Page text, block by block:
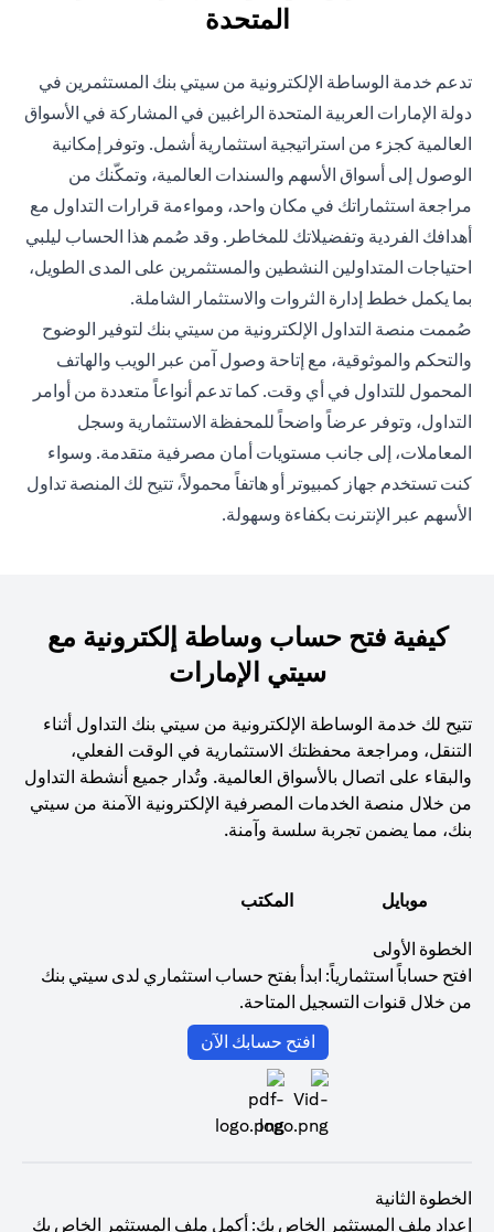
المتحدة
تدعم خدمة الوساطة الإلكترونية من سيتي بنك المستثمرين في
دولة الإمارات العربية المتحدة الراغبين في المشاركة في الأسواق
العالمية كجزء من استراتيجية استثمارية أشمل. وتوفر إمكانية
الوصول إلى أسواق الأسهم والسندات العالمية، وتمكّنك من
مراجعة استثماراتك في مكان واحد، ومواءمة قرارات التداول مع
أهدافك الفردية وتفضيلاتك للمخاطر. وقد صُمم هذا الحساب ليلبي
احتياجات المتداولين النشطين والمستثمرين على المدى الطويل،
بما يكمل خطط إدارة الثروات والاستثمار الشاملة.
صُممت منصة التداول الإلكترونية من سيتي بنك لتوفير الوضوح
والتحكم والموثوقية، مع إتاحة وصول آمن عبر الويب والهاتف
المحمول للتداول في أي وقت. كما تدعم أنواعاً متعددة من أوامر
التداول، وتوفر عرضاً واضحاً للمحفظة الاستثمارية وسجل
المعاملات، إلى جانب مستويات أمان مصرفية متقدمة. وسواء
كنت تستخدم جهاز كمبيوتر أو هاتفاً محمولاً، تتيح لك المنصة تداول
الأسهم عبر الإنترنت بكفاءة وسهولة.
كيفية فتح حساب وساطة إلكترونية مع
سيتي الإمارات
تتيح لك خدمة الوساطة الإلكترونية من سيتي بنك التداول أثناء
التنقل، ومراجعة محفظتك الاستثمارية في الوقت الفعلي،
والبقاء على اتصال بالأسواق العالمية. وتُدار جميع أنشطة التداول
من خلال منصة الخدمات المصرفية الإلكترونية الآمنة من سيتي
بنك، مما يضمن تجربة سلسة وآمنة.
موبايل المكتب
الخطوة الأولى
افتح حساباً استثمارياً: ابدأ بفتح حساب استثماري لدى سيتي بنك
من خلال قنوات التسجيل المتاحة.
افتح حسابك الآن
الخطوة الثانية
إعداد ملف المستثمر الخاص بك: أكمل ملف المستثمر الخاص بك